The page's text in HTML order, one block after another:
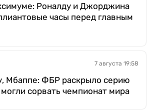
Роналду и Джорджина
часы перед главным
7 августа 19:58
Мбаппе: ФБР раскрыло серию
сорвать чемпионат мира